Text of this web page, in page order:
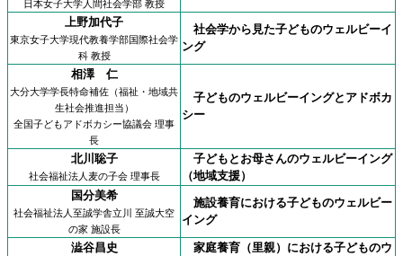
日本女子大学人間社会学部 教授
上野加代子
東京女子大学現代教養学部国際社会学
科 教授
社会学から見た子どものウェルビーイ
ング
相澤 仁
大分大学学長特命補佐（福祉・地域共
生社会推進担当）
全国子どもアドボカシー協議会 理事
長
子どものウェルビーイングとアドボカ
シー
北川聡子
社会福祉法人麦の子会 理事長
子どもとお母さんのウェルビーイング
（地域支援）
国分美希
社会福祉法人至誠学舎立川 至誠大空
の家 施設長
施設養育における子どものウェルビー
イング
澁谷昌史
家庭養育（里親）における子どものウ